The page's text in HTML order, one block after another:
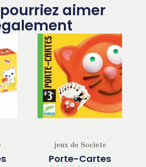
aimer
jeux de Societe
Porte-Cartes